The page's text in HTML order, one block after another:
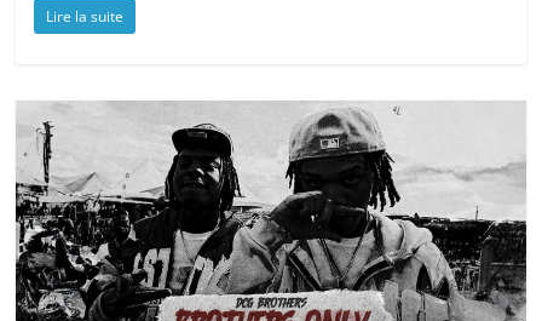
Lire la suite